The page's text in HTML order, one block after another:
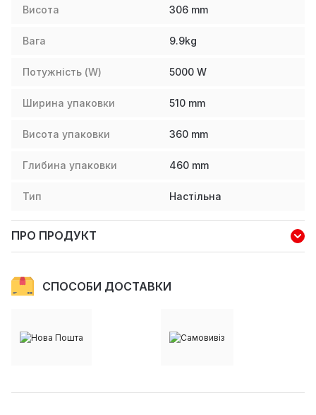
Висота 306 mm
Вага 9.9kg
Потужність (W) 5000 W
Ширина упаковки 510 mm
Висота упаковки 360 mm
Глибина упаковки 460 mm
Тип Настільна
ПРО ПРОДУКТ
СПОСОБИ ДОСТАВКИ